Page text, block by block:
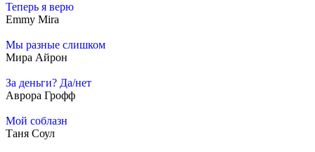
Теперь я верю
Emmy Mira
Мы разные слишком
Мира Айрон
За деньги? Да/нет
Аврора Грофф
Мой соблазн
Таня Соул